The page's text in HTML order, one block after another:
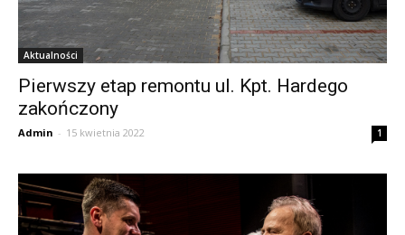
Aktualności
Pierwszy etap remontu ul. Kpt. Hardego
zakończony
Admin - 15 kwietnia 2022 1